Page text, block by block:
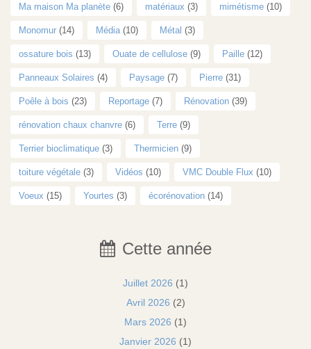
Ma maison Ma planète (6) matériaux (3) mimétisme (10)
Monomur (14) Média (10) Métal (3)
ossature bois (13) Ouate de cellulose (9) Paille (12)
Panneaux Solaires (4) Paysage (7) Pierre (31)
Poêle à bois (23) Reportage (7) Rénovation (39)
rénovation chaux chanvre (6) Terre (9)
Terrier bioclimatique (3) Thermicien (9)
toiture végétale (3) Vidéos (10) VMC Double Flux (10)
Voeux (15) Yourtes (3) écorénovation (14)
Cette année
Juillet 2026 (1)
Avril 2026 (2)
Mars 2026 (1)
Janvier 2026 (1)